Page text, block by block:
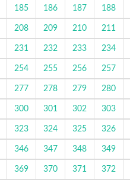
185 186 187 188
208 209 210 211
231 232 233 234
254 255 256 257
277 278 279 280
300 301 302 303
323 324 325 326
346 347 348 349
369 370 371 372